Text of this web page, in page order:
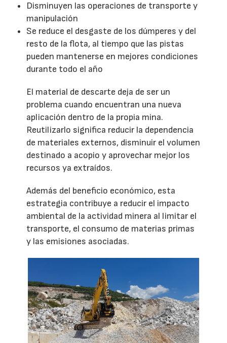
Disminuyen las operaciones de transporte y
manipulación
Se reduce el desgaste de los dúmperes y del
resto de la flota, al tiempo que las pistas
pueden mantenerse en mejores condiciones
durante todo el año
El material de descarte deja de ser un
problema cuando encuentran una nueva
aplicación dentro de la propia mina.
Reutilizarlo significa reducir la dependencia
de materiales externos, disminuir el volumen
destinado a acopio y aprovechar mejor los
recursos ya extraídos.
Además del beneficio económico, esta
estrategia contribuye a reducir el impacto
ambiental de la actividad minera al limitar el
transporte, el consumo de materias primas
y las emisiones asociadas.